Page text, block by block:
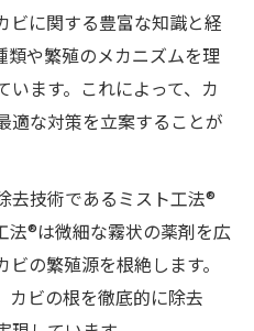
ビに関する豊富な知識と経
類や繁殖のメカニズムを理
ます。これによって、カ
適な対策を立案することが
去技術であるミスト工法®
法®は微細な霧状の薬剤を広
の繁殖源を根絶します。
カビの根を徹底的に除去